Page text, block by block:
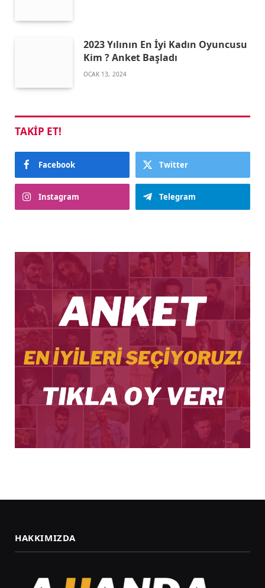
2023 Yılının En İyi Kadın Oyuncusu
Kim ? Anket Başladı
OCAK 13, 2024
TAKIP ET!
Facebook Twitter
Instagram Telegram
HAKKIMIZDA